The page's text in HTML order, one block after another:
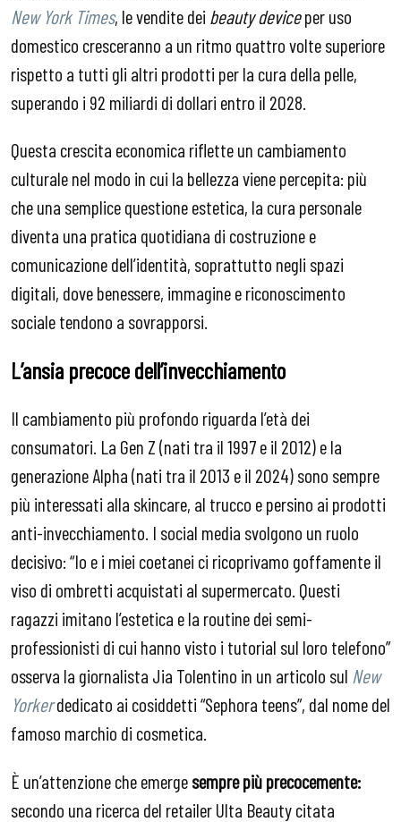
New York Times, le vendite dei beauty deviceper uso
domestico cresceranno a un ritmo quattro volte superiore
rispetto a tutti gli altri prodotti per la cura della pelle,
superando i 92 miliardi di dollari entro il 2028.
Questa crescita economica riflette un cambiamento
culturale nel modo in cui la bellezza viene percepita: più
che una semplice questione estetica, la cura personale
diventa una pratica quotidiana di costruzione e
comunicazione dell’identità, soprattutto negli spazi
digitali, dove benessere, immagine e riconoscimento
sociale tendono a sovrapporsi.
L’ansia precoce dell’invecchiamento
Il cambiamento più profondo riguarda l’età dei
consumatori. La Gen Z (nati tra il 1997 e il 2012) e la
generazione Alpha (nati tra il 2013 e il 2024) sono sempre
più interessati alla skincare, al trucco e persino ai prodotti
anti-invecchiamento. I social media svolgono un ruolo
decisivo: “Io e i miei coetanei ci ricoprivamo goffamente il
viso di ombretti acquistati al supermercato. Questi
ragazzi imitano l’estetica e la routine dei semi-
professionisti di cui hanno visto i tutorial sul loro telefono”
osserva la giornalista Jia Tolentino in un articolo sul New
Yorkerdedicato ai cosiddetti “Sephora teens”, dal nome del
famoso marchio di cosmetica.
È un’attenzione che emergesempre più precocemente:
secondo una ricerca del retailer Ulta Beauty citata